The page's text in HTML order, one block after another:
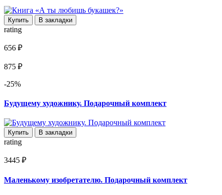
Купить В закладки
rating
656 ₽
875 ₽
-25%
Будущему художнику. Подарочный комплект
Купить В закладки
rating
3445 ₽
Маленькому изобретателю. Подарочный комплект